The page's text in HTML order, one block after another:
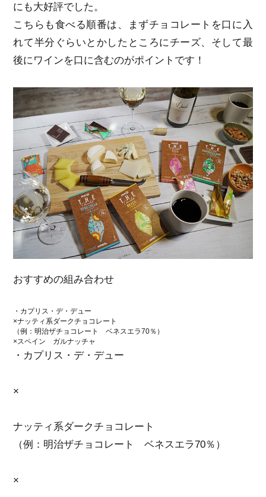
にも大好評でした。
こちらも食べる順番は、まずチョコレートを口に入
れて半分ぐらいとかしたところにチーズ、そして最
後にワインを口に含むのがポイントです！
おすすめの組み合わせ
・カプリス・デ・デュー
×ナッティ系ダークチョコレート
（例：明治ザチョコレート ベネスエラ70％）
×スペイン ガルナッチャ
・カプリス・デ・デュー
×
ナッティ系ダークチョコレート
（例：明治ザチョコレート ベネスエラ70％）
×